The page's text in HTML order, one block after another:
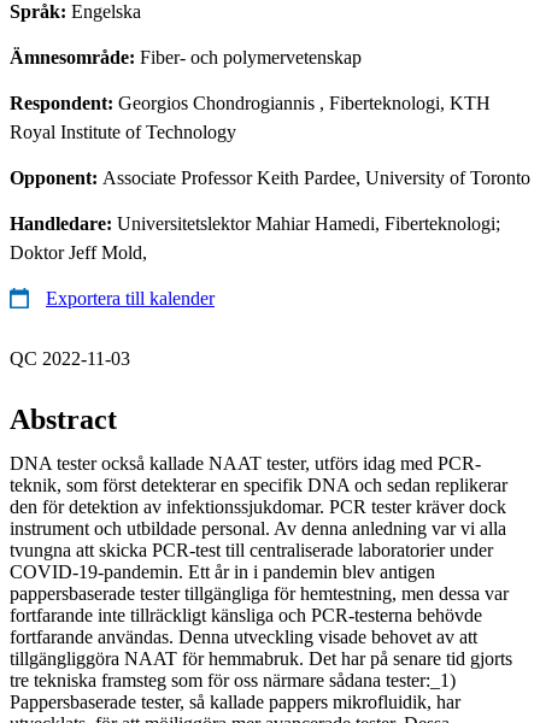
Språk: Engelska
Ämnesområde: Fiber- och polymervetenskap
Respondent: Georgios Chondrogiannis , Fiberteknologi, KTH
Royal Institute of Technology
Opponent: Associate Professor Keith Pardee, University of Toronto
Handledare: Universitetslektor Mahiar Hamedi, Fiberteknologi;
Doktor Jeff Mold,
Exportera till kalender
QC 2022-11-03
Abstract
DNA tester också kallade NAAT tester, utförs idag med PCR-
teknik, som först detekterar en specifik DNA och sedan replikerar
den för detektion av infektionssjukdomar. PCR tester kräver dock
instrument och utbildade personal. Av denna anledning var vi alla
tvungna att skicka PCR-test till centraliserade laboratorier under
COVID-19-pandemin. Ett år in i pandemin blev antigen
pappersbaserade tester tillgängliga för hemtestning, men dessa var
fortfarande inte tillräckligt känsliga och PCR-testerna behövde
fortfarande användas. Denna utveckling visade behovet av att
tillgängliggöra NAAT för hemmabruk. Det har på senare tid gjorts
tre tekniska framsteg som för oss närmare sådana tester:_1)
Pappersbaserade tester, så kallade pappers mikrofluidik, har